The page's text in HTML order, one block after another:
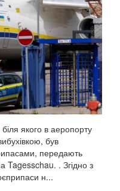
якого в аеропорту
був
передають
Tagesschau. . Згідно з
н...